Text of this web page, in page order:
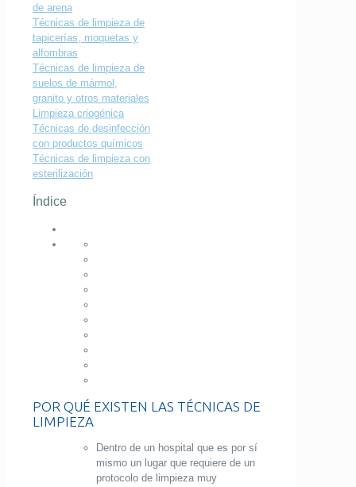
de arena
Técnicas de limpieza de
tapicerías, moquetas y
alfombras
Técnicas de limpieza de
suelos de mármol,
granito y otros materiales
Limpieza criogénica
Técnicas de desinfección
con productos químicos
Técnicas de limpieza con
esterilización
Índice
POR QUÉ EXISTEN LAS TÉCNICAS DE
LIMPIEZA
Dentro de un hospital que es por sí
mismo un lugar que requiere de un
protocolo de limpiezamuy